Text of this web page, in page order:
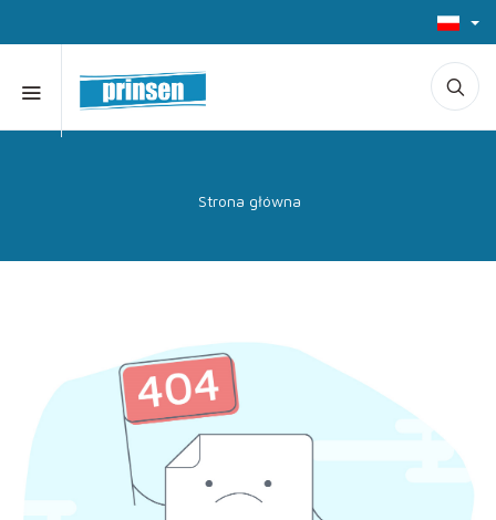
Strona główna